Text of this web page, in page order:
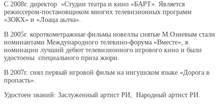
С 2008г. директор «Студии театра и кино «БАРТ». Является
режиссером-постановщиком многих телевизионных программ
«ЗОКХ» и «Лоаца аьлча».
В 2005г. короткометражные фильмы новеллы снятые М.Озиевым стали
номинантами Международного телекино-форума «Вместе», в
номинации лучший дебют телевизионного игрового кино и были
удостоены специального приза жюри.
В 2007г. снял первый игровой фильм на ингушском языке «Дорога в
пропасть».
Удостоен званий: Заслуженный артист РИ, Народный артист РИ.